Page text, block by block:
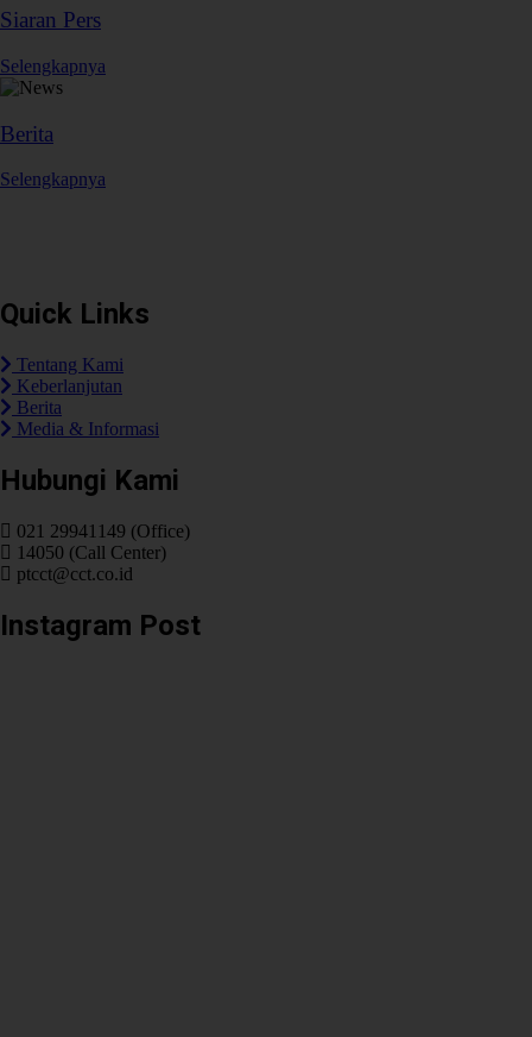
Siaran Pers
Selengkapnya
Berita
Selengkapnya
Quick Links
Tentang Kami
Keberlanjutan
Berita
Media & Informasi
Hubungi Kami
021 29941149 (Office)
14050 (Call Center)
ptcct@cct.co.id
Instagram Post